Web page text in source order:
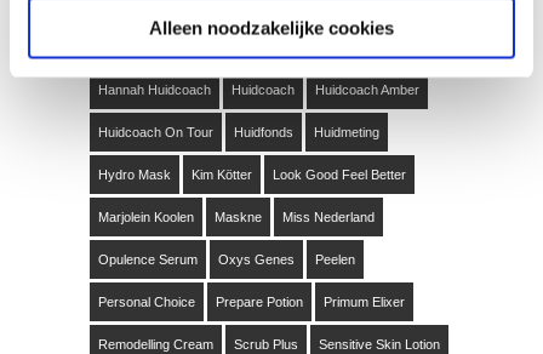
Alleen noodzakelijke cookies
Clearity Cream Droge Huid Enzymatic Skin Peeling
Hannah Huidcoach Huidcoach Huidcoach Amber
Huidcoach On Tour Huidfonds Huidmeting
Hydro Mask Kim Kötter Look Good Feel Better
Marjolein Koolen Maskne Miss Nederland
Opulence Serum Oxys Genes Peelen
Personal Choice Prepare Potion Primum Elixer
Remodelling Cream Scrub Plus Sensitive Skin Lotion